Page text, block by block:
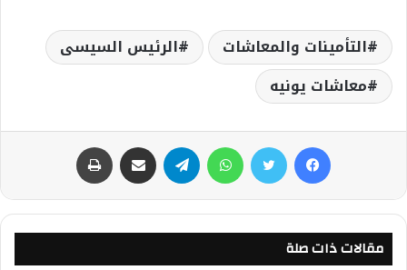
التأمينات والمعاشات
الرئيس السيسى
معاشات يونيه
مقالات ذات صلة